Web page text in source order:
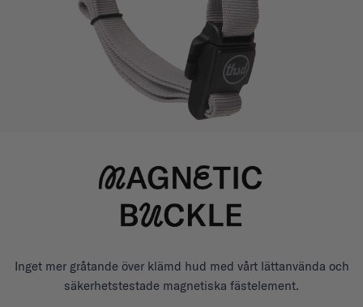
Inget mer gråtande över klämd hud med vårt lättanvända och
säkerhetstestade magnetiska fästelement.